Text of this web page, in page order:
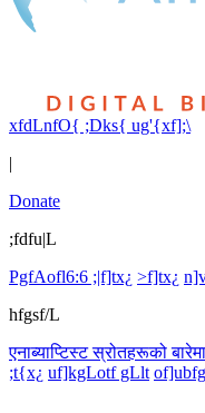
xfdLnfO{ ;Dks{ ug'{xf];\
|
Donate
;fdfu|L
PgfAofl6:6 ;|f]tx¿ >f]tx¿
hfgsf/L
एनाब्याप्टिस्ट स्रोतहरूको बारेमा
;t{x¿ uf]kgLotf gLlt